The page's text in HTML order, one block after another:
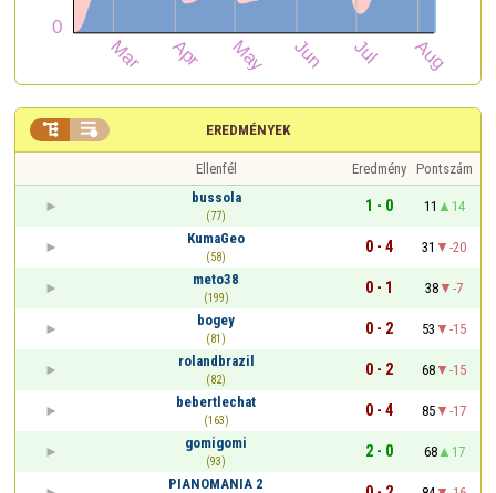
EREDMÉNYEK
 
Ellenfél Eredmény Pontszám
bussola
(77)
1 - 0 11
14
KumaGeo
(58)
0 - 4 31
-20
meto38
(199)
0 - 1 38
-7
bogey
(81)
0 - 2 53
-15
rolandbrazil
(82)
0 - 2 68
-15
bebertlechat
(163)
0 - 4 85
-17
gomigomi
(93)
2 - 0 68
17
PIANOMANIA 2